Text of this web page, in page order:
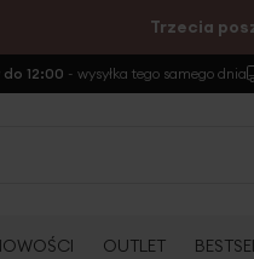
Trzecia
12:00 - wysyłka tego samego dnia
OUTLET